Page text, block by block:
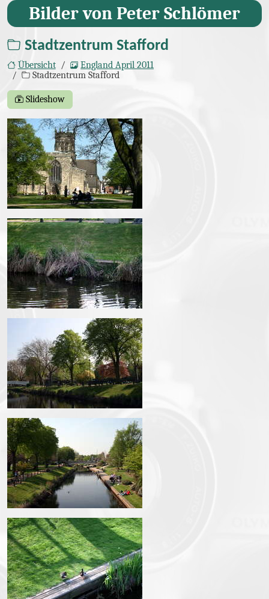
Bilder von Peter Schlömer
Stadtzentrum Stafford
Übersicht
England April 2011
Stadtzentrum Stafford
Slideshow
Bilder
IMG_1502.JPG
IMG_1503.JPG
IMG_1504.JPG
IMG_1505.JPG
IMG_1507.JPG